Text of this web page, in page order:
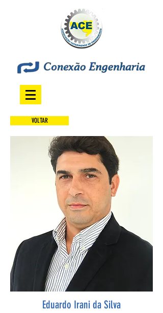
VOLTAR
Eduardo Irani da Silva